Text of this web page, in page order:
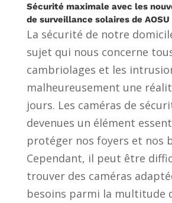
Sécurité maximale avec les
de surveillance solaires de AOSU
La sécurité de notre
sujet qui nous concerne
cambriolages et les
malheureusement une
jours. Les caméras de
devenues un élément
protéger nos foyers et nos
Cependant, il peut être
trouver des caméras
besoins parmi la multitude